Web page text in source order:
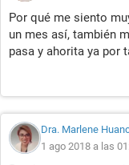
Por qué me siento
un mes así, también
pasa y ahorita ya por
Dra. Marlene
1 ago 2018 a las